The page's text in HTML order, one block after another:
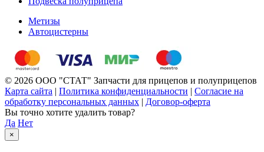
Метизы
Автоцистерны
© 2026 ООО "СТАТ" Запчасти для прицепов и полуприцепов
Карта сайта | Политика конфиденциальности | Согласие на
обработку персональных данных | Договор-оферта
Вы точно хотите удалить товар?
Да Нет
×